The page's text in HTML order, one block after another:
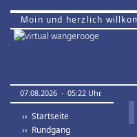
Moin und herzlich
07.08.2026 · 05:22 Uhr.
›› Startseite
›› Rundgang